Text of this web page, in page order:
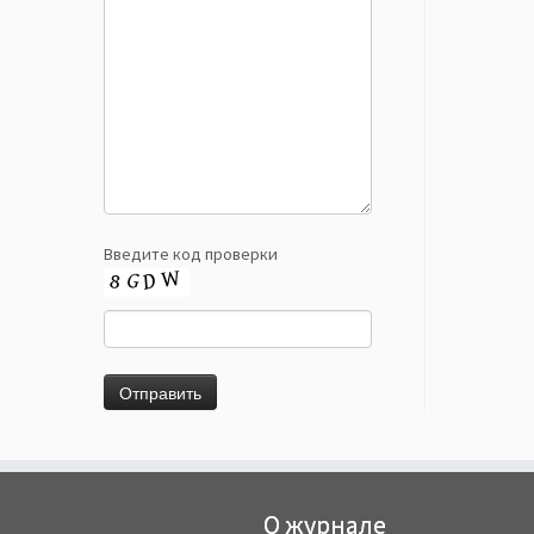
Введите код проверки
О журнале